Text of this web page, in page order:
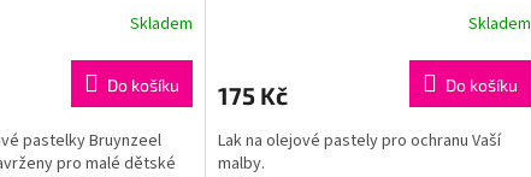
Skladem
Do košíku
pastelky Bruynzeel
pro malé dětské
Skladem
175 Kč Do košíku
Lak na olejové pastely pro ochranu Vaší
malby.